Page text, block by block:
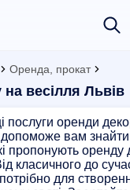
Оренда, прокат
весілля Львів
послуги оренди
вам
пропонують оренду
класичного до
для